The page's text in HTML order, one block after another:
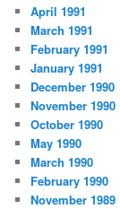
April 1991
March 1991
February 1991
January 1991
December 1990
November 1990
October 1990
May 1990
March 1990
February 1990
November 1989